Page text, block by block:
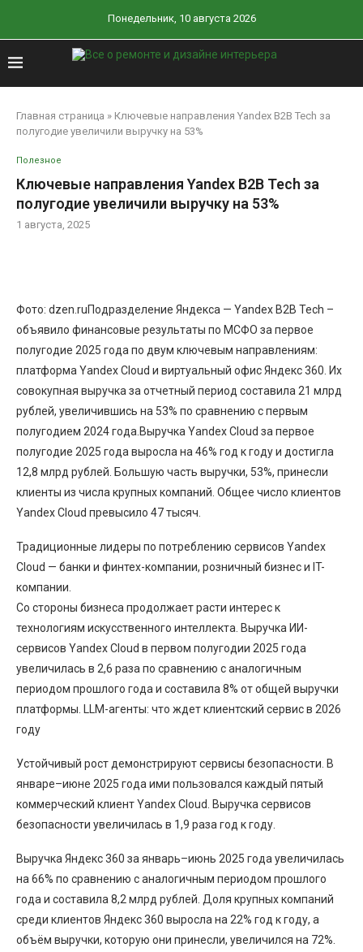
Понедельник, 10 августа 2026
Главная страница » Ключевые направления Yandex B2B Tech за
полугодие увеличили выручку на 53%
Полезное
Ключевые направления Yandex B2B Tech за
полугодие увеличили выручку на 53%
1 августа, 2025
Фото: dzen.ruПодразделение Яндекса — Yandex B2B Tech –
объявило финансовые результаты по МСФО за первое
полугодие 2025 года по двум ключевым направлениям:
платформа Yandex Cloud и виртуальный офис Яндекс 360. Их
совокупная выручка за отчетный период составила 21 млрд
рублей, увеличившись на 53% по сравнению с первым
полугодием 2024 года.Выручка Yandex Cloud за первое
полугодие 2025 года выросла на 46% год к году и достигла
12,8 млрд рублей. Большую часть выручки, 53%, принесли
клиенты из числа крупных компаний. Общее число клиентов
Yandex Cloud превысило 47 тысяч.
Традиционные лидеры по потреблению сервисов Yandex
Cloud — банки и финтех-компании, розничный бизнес и IT-
компании.
Со стороны бизнеса продолжает расти интерес к
технологиям искусственного интеллекта. Выручка ИИ-
сервисов Yandex Cloud в первом полугодии 2025 года
увеличилась в 2,6 раза по сравнению с аналогичным
периодом прошлого года и составила 8% от общей выручки
платформы. LLM-агенты: что ждет клиентский сервис в 2026
году
Устойчивый рост демонстрируют сервисы безопасности. В
январе–июне 2025 года ими пользовался каждый пятый
коммерческий клиент Yandex Cloud. Выручка сервисов
безопасности увеличилась в 1,9 раза год к году.
Выручка Яндекс 360 за январь–июнь 2025 года увеличилась
на 66% по сравнению с аналогичным периодом прошлого
года и составила 8,2 млрд рублей. Доля крупных компаний
среди клиентов Яндекс 360 выросла на 22% год к году, а
объём выручки, которую они принесли, увеличился на 72%.